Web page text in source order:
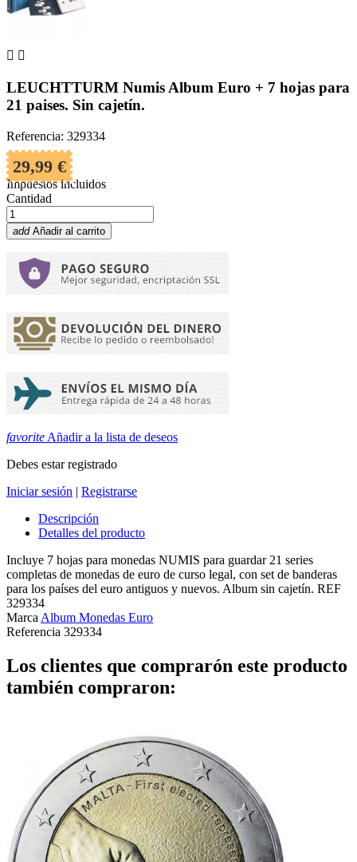
 
LEUCHTTURM Numis Album Euro + 7 hojas para
21 paises. Sin cajetín.
Referencia: 329334
29,99 €
Impuestos incluidos
Cantidad
add Añadir al carrito
favorite Añadir a la lista de deseos
Debes estar registrado
Iniciar sesión | Registrarse
Descripción
Detalles del producto
Incluye 7 hojas para monedas NUMIS para guardar 21 series
completas de monedas de euro de curso legal, con set de banderas
para los países del euro antiguos y nuevos. Album sin cajetín. REF
329334
Marca Album Monedas Euro
Referencia 329334
Los clientes que comprarón este producto
también compraron: